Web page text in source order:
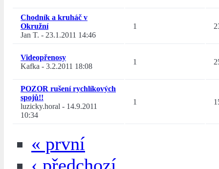
Chodník a kruháč v
Okružní
Jan T. - 23.1.2011 14:46
1
Videopřenosy
Kafka - 3.2.2011 18:08
1
POZOR rušení rychlíkových
spojů!!
luzicky.horal - 14.9.2011
10:34
1
« první